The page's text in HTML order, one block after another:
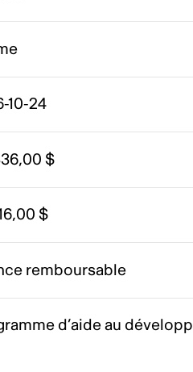
10-24
$
$
remboursable
d’aide au